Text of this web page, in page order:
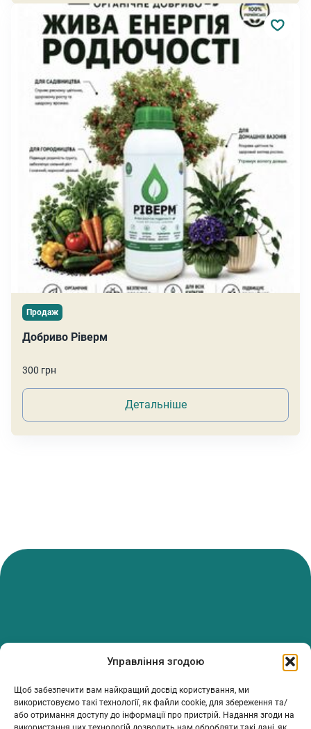
Управління згодою
Щоб забезпечити вам найкращий досвід користування, ми
використовуємо такі технології, як файли cookie, для збереження та/
або отримання доступу до інформації про пристрій. Надання згоди на
Продаж
Добриво Ріверм
300 грн
Детальніше
PanTerrea — спільнота, що дбає про фермерів.
Ми об’єднуємо людей, досвід і рішення, щоб допомагати вам
розвивати ферму з упевненістю та підтримкою.
ТОВ Пантерея
ЄДРПОУ 46213847